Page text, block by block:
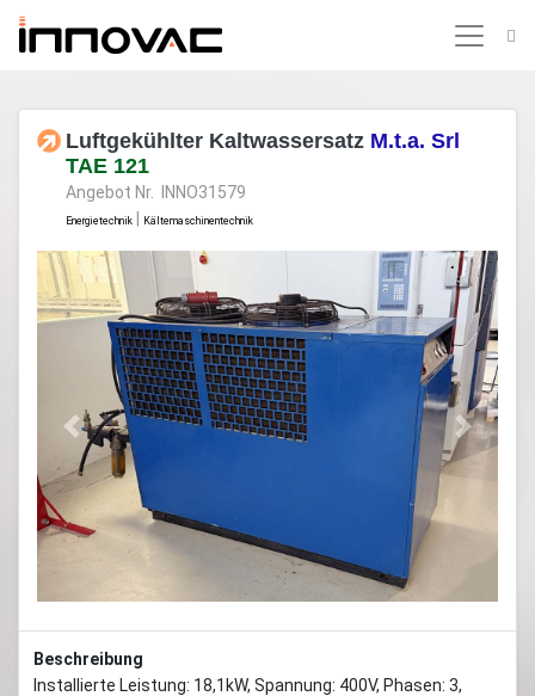
Luftgekühlter Kaltwassersatz M.t.a. Srl
TAE 121
Angebot Nr. INNO31579
Energietechnik Kältemaschinentechnik
Previous Next
Beschreibung
Installierte Leistung: 18,1kW, Spannung: 400V, Phasen: 3,